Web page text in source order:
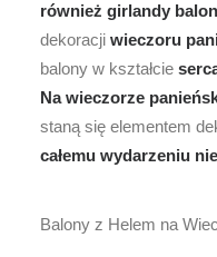
również girlandy
dekoracji wieczoru
balony w kształcie
Na wieczorze
staną się elementem
całemu wydarzeniu
Balony z Helem na